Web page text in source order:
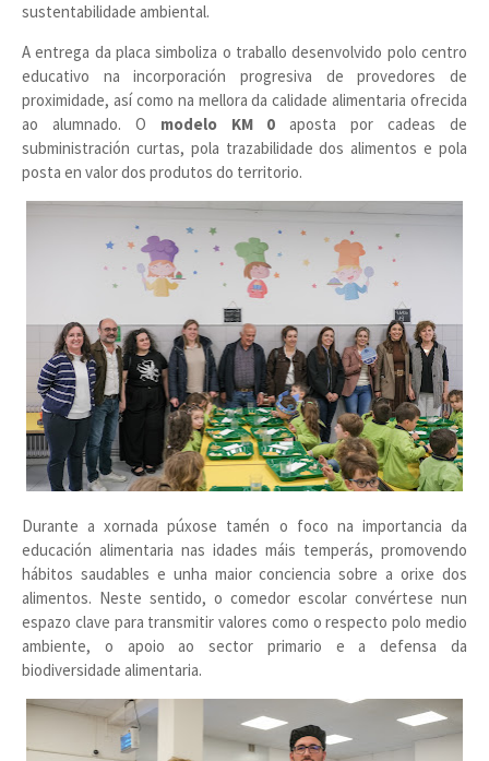
sustentabilidade ambiental.
A entrega da placa simboliza o traballo desenvolvido polo centro
educativo na incorporación progresiva de provedores de
proximidade, así como na mellora da calidade alimentaria ofrecida
ao alumnado. O modelo KM 0 aposta por cadeas de
subministración curtas, pola trazabilidade dos alimentos e pola
posta en valor dos produtos do territorio.
Durante a xornada púxose tamén o foco na importancia da
educación alimentaria nas idades máis temperás, promovendo
hábitos saudables e unha maior conciencia sobre a orixe dos
alimentos. Neste sentido, o comedor escolar convértese nun
espazo clave para transmitir valores como o respecto polo medio
ambiente, o apoio ao sector primario e a defensa da
biodiversidade alimentaria.